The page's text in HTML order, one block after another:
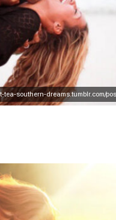
tea-southern-dreams.tumblr.com/